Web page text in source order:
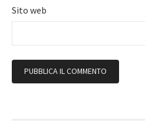
Sito web